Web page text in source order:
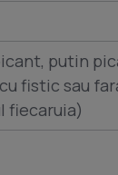
putin
fistic sau
fiecaruia)